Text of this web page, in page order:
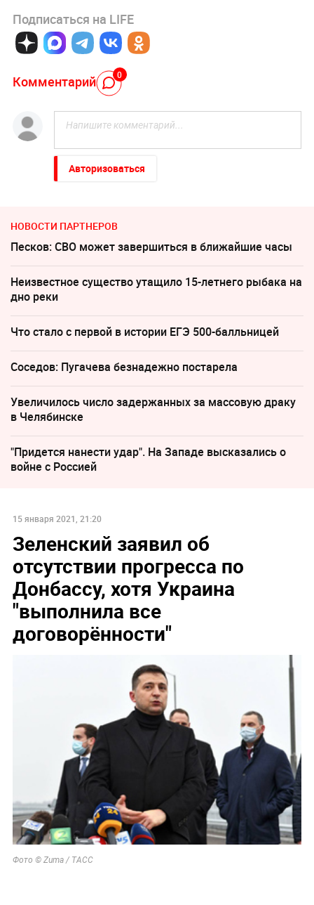
Подписаться на LIFE
Комментарий 0
Авторизоваться
НОВОСТИ ПАРТНЕРОВ
Песков: СВО может завершиться в ближайшие часы
Неизвестное существо утащило 15-летнего рыбака на
дно реки
Что стало с первой в истории ЕГЭ 500-балльницей
Соседов: Пугачева безнадежно постарела
Увеличилось число задержанных за массовую драку
в Челябинске
"Придется нанести удар". На Западе высказались о
войне с Россией
15 января 2021, 21:20
Зеленский заявил об
отсутствии прогресса по
Донбассу, хотя Украина
"выполнила все
договорённости"
Фото © Zuma / ТАСС